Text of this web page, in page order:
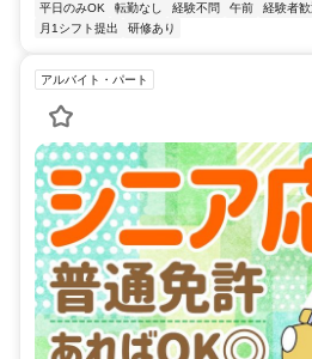
平日のみOK
転勤なし 経験不問 午前 経験者歓
月1シフト提出
研修あり
アルバイト・パート